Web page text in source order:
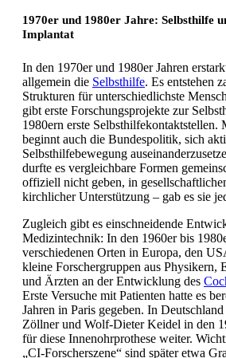
1970er und 1980er Jahre: Selbsthilfe
Implantat
In den 1970er und 1980er Jahren
allgemein die Selbsthilfe. Es entstehen
Strukturen für unterschiedlichste
gibt erste Forschungsprojekte zur
1980ern erste Selbsthilfekontaktstellen.
beginnt auch die Bundespolitik, sich
Selbsthilfebewegung
durfte es vergleichbare Formen
offiziell nicht geben, in
kirchlicher Unterstützung – gab es sie
Zugleich gibt es einschneidende
Medizintechnik: In den 1960er bis
verschiedenen Orten in Europa, den
kleine Forschergruppen aus Physikern,
und Ärzten an der Entwicklung des
Erste Versuche mit Patienten hatte es
Jahren in Paris gegeben. In
Zöllner und Wolf-Dieter Keidel in den
für diese Innenohrprothese weiter.
„CI-Forscherszene“ sind später etwa